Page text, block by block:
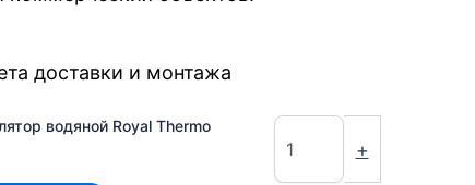
доставки и монтажа
водяной Royal Thermo
+